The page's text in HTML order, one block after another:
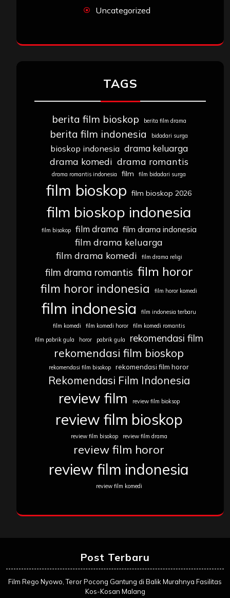
Uncategorized
TAGS
berita film bioskop berita film drama
berita film indonesia bidadari surga
bioskop indonesia drama keluarga
drama komedi drama romantis
drama romantis indonesia film film bidadari surga
film bioskop film bioskop 2026
film bioskop indonesia
film bisokop film drama film drama indonesia
film drama keluarga
film drama komedi
film drama religi
film drama romantis film horor
film horor indonesia film horor komedi
film indonesia
film indonesia terbaru
film komedi
film komedi horor
film komedi romantis
film pabrik gula
horor pabrik gula rekomendasi film
rekomendasi film bioskop
rekomendasi film bisokop rekomendasi film horor
Rekomendasi Film Indonesia
review film review film bioksop
review film bioskop
review film bisokop review film drama
review film horor
review film indonesia
review film komedi
Post Terbaru
Film Rego Nyowo, Teror Pocong Gantung di Balik Murahnya Fasilitas
Kos-Kosan Malang